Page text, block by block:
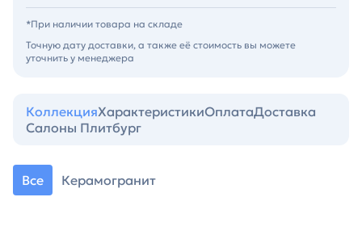
*При наличии товара на складе
Точную дату доставки, а также её стоимость вы можете
уточнить у менеджера
КоллекцияХарактеристикиОплатаДоставка
Салоны Плитбург
Все Керамогранит